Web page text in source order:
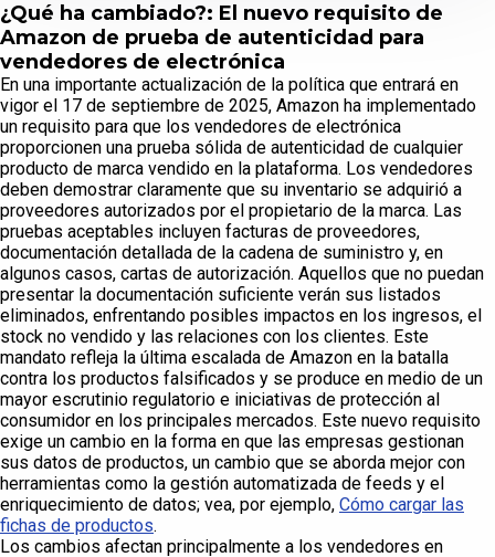
¿Qué ha cambiado?: El nuevo requisito de
Amazon de prueba de autenticidad para
vendedores de electrónica
En una importante actualización de la política que entrará en
vigor el 17 de septiembre de 2025, Amazon ha implementado
un requisito para que los vendedores de electrónica
proporcionen una prueba sólida de autenticidad de cualquier
producto de marca vendido en la plataforma. Los vendedores
deben demostrar claramente que su inventario se adquirió a
proveedores autorizados por el propietario de la marca. Las
pruebas aceptables incluyen facturas de proveedores,
documentación detallada de la cadena de suministro y, en
algunos casos, cartas de autorización. Aquellos que no puedan
presentar la documentación suficiente verán sus listados
eliminados, enfrentando posibles impactos en los ingresos, el
stock no vendido y las relaciones con los clientes. Este
mandato refleja la última escalada de Amazon en la batalla
contra los productos falsificados y se produce en medio de un
mayor escrutinio regulatorio e iniciativas de protección al
consumidor en los principales mercados. Este nuevo requisito
exige un cambio en la forma en que las empresas gestionan
sus datos de productos, un cambio que se aborda mejor con
herramientas como la gestión automatizada de feeds y el
enriquecimiento de datos; vea, por ejemplo, Cómo cargar las
fichas de productos.
Los cambios afectan principalmente a los vendedores en